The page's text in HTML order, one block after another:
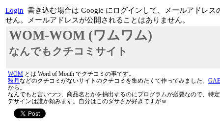
Login 書き込む場合は Google にログインして、メールアドレ
せん。メールアドレスが公開されることはありません。
WOM-WOM (ワムワム)
なんでもクチコミサイト
WOM とは Word of Mouth でクチコミの事です。
秋月 などのクチコミがないサイトのクチコミを集めたくて作ってみました。 GAE
から。
なんでもと言いつつ、商品名とかを抽出するのにプログラムが必要なので、特
デザインは誰か頼みます。自分はこのダサさが好きですがｗ